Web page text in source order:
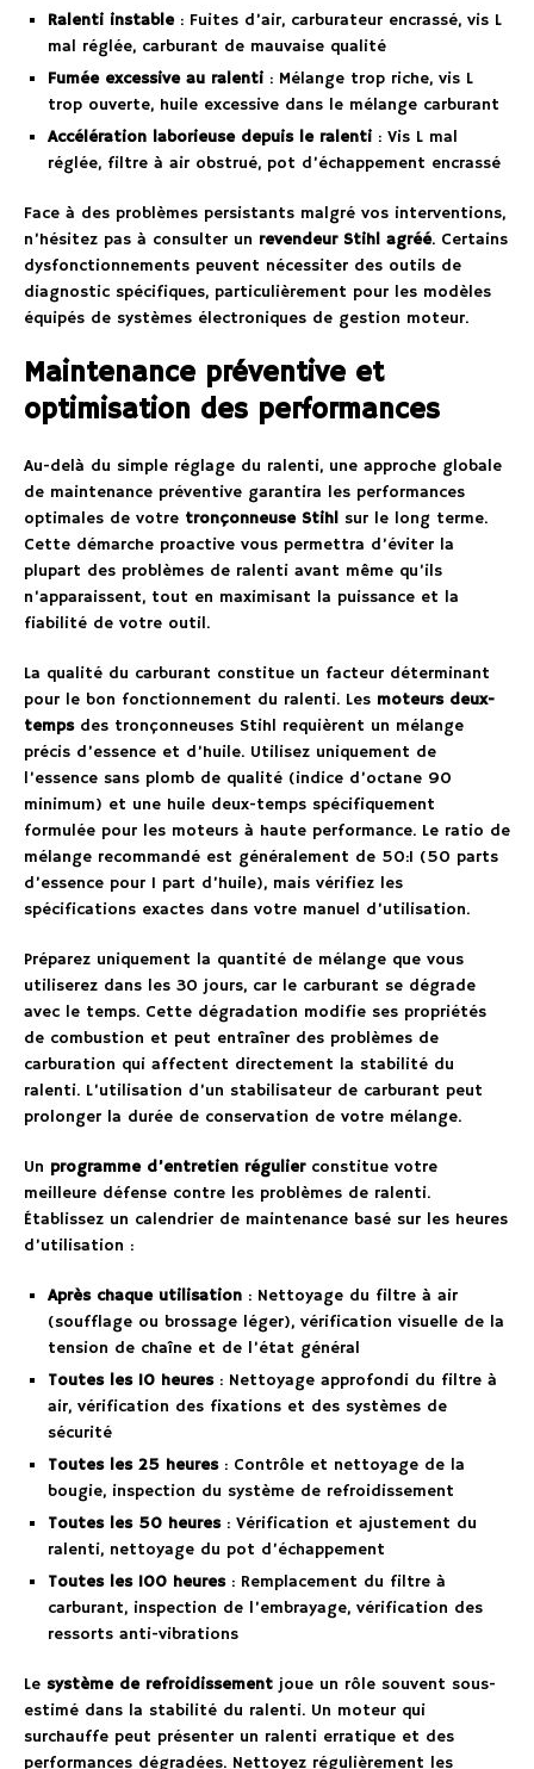
Ralenti instable: Fuites d’air, carburateur encrassé, vis L
mal réglée, carburant de mauvaise qualité
Fumée excessive au ralenti : Mélange trop riche, vis L
trop ouverte, huile excessive dans le mélange carburant
Accélération laborieuse depuis le ralenti : Vis L mal
réglée, filtre à air obstrué, pot d’échappement encrassé
Face à des problèmes persistants malgré vos interventions,
n’hésitez pas à consulter un revendeur Stihl agréé. Certains
dysfonctionnements peuvent nécessiter des outils de
diagnostic spécifiques, particulièrement pour les modèles
équipés de systèmes électroniques de gestion moteur.
Maintenance préventive et
optimisation des performances
Au-delà du simple réglage du ralenti, une approche globale
de maintenance préventive garantira les performances
optimales de votre tronçonneuse Stihl sur le long terme.
Cette démarche proactive vous permettra d’éviter la
plupart des problèmes de ralenti avant même qu’ils
n’apparaissent, tout en maximisant la puissance et la
fiabilité de votre outil.
La qualité du carburant constitue un facteur déterminant
pour le bon fonctionnement du ralenti. Les moteurs deux-
tempsdes tronçonneuses Stihl requièrent un mélange
précis d’essence et d’huile. Utilisez uniquement de
l’essence sans plomb de qualité (indice d’octane 90
minimum) et une huile deux-temps spécifiquement
formulée pour les moteurs à haute performance. Le ratio de
mélange recommandé est généralement de 50:1 (50 parts
d’essence pour 1 part d’huile), mais vérifiez les
spécifications exactes dans votre manuel d’utilisation.
Préparez uniquement la quantité de mélange que vous
utiliserez dans les 30 jours, car le carburant se dégrade
avec le temps. Cette dégradation modifie ses propriétés
de combustion et peut entraîner des problèmes de
carburation qui affectent directement la stabilité du
ralenti. L’utilisation d’un stabilisateur de carburant peut
prolonger la durée de conservation de votre mélange.
Un programme d’entretien régulierconstitue votre
meilleure défense contre les problèmes de ralenti.
Établissez un calendrier de maintenance basé sur les heures
d’utilisation :
Après chaque utilisation : Nettoyage du filtre à air
(soufflage ou brossage léger), vérification visuelle de la
tension de chaîne et de l’état général
Toutes les 10 heures: Nettoyage approfondi du filtre à
air, vérification des fixations et des systèmes de
sécurité
Toutes les 25 heures: Contrôle et nettoyage de la
bougie, inspection du système de refroidissement
Toutes les 50 heures: Vérification et ajustement du
ralenti, nettoyage du pot d’échappement
Toutes les 100 heures: Remplacement du filtre à
carburant, inspection de l’embrayage, vérification des
ressorts anti-vibrations
Le système de refroidissement joue un rôle souvent sous-
estimé dans la stabilité du ralenti. Un moteur qui
surchauffe peut présenter un ralenti erratique et des
performances dégradées. Nettoyez régulièrement les